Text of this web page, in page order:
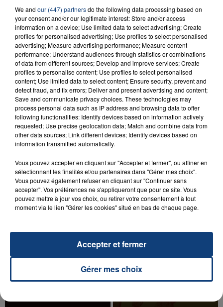
23 juillet 2026
INCENDIE MORTEL À LENS : UNE FEMME ET
SON BÉBÉ ENTRE LA VIE ET LA...
Un homme s'est immolé par le feu après avoir
aspergé sa compagne et leur bébé de trois mois
d'un liquide inflammable.
20 juillet 2026
UNE ADOLESCENTE DEVANT SE FAIRE
OPÉRER DE LA CHEVILLE RESSORT DE LA...
La famille a porté plainte contre la clinique qui a
reconnu sa responsabilité et présenté ses
excuses.
TITRES DIFFUSÉS
We and our (447) partnersdo the following data processing based on
your consent and/or our legitimate interest: Store and/or access
information on a device; Use limited data to select advertising; Create
profiles for personalised advertising; Use profiles to select personalised
advertising; Measure advertising performance; Measure content
performance; Understand audiences through statistics or combinations
of data from different sources; Develop and improve services; Create
profiles to personalise content; Use profiles to select personalised
content; Use limited data to select content; Ensure security, prevent and
detect fraud, and fix errors; Deliver and present advertising and content;
Save and communicate privacy choices. These technologies may
process personal data such as IP address and browsing data to offer
following functionalities: Identify devices based on information actively
requested; Use precise geolocation data; Match and combine data from
other data sources; Link different devices; Identify devices based on
information transmitted automatically.
Vous pouvez accepter en cliquant sur "Accepter et fermer", ou affiner en
sélectionnant les finalités et/ou partenaires dans "Gérer mes choix".
Vous pouvez également refuser en cliquant sur "Continuer sans
accepter". Vos préférences ne s'appliqueront que pour ce site. Vous
pouvez mettre à jour vos choix, ou retirer votre consentement à tout
moment via le lien "Gérer les cookies" situé en bas de chaque page.
Gérer mes choix
Accepter et fermer